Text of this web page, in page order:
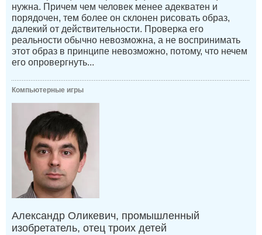
нужна. Причем чем человек менее адекватен и
порядочен, тем более он склонен рисовать образ,
далекий от действительности. Проверка его
реальности обычно невозможна, а не воспринимать
этот образ в принципе невозможно, потому, что нечем
его опровергнуть...
Компьютерные игры
Александр Оликевич, промышленный
изобретатель, отец троих детей